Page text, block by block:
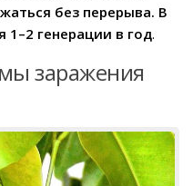
без перерыва. В
1–2 генерации в год.
заражения